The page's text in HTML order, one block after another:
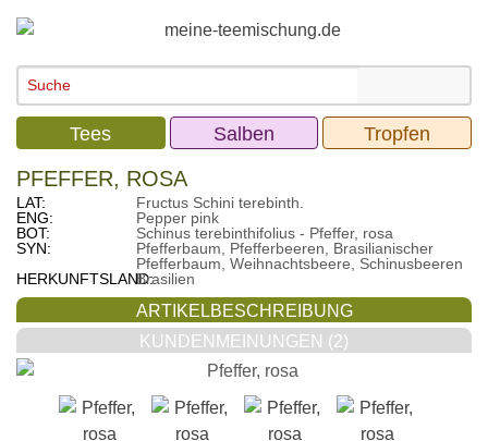
Tees Salben Tropfen
PFEFFER, ROSA
LAT:
Fructus Schini terebinth.
ENG:
Pepper pink
BOT:
Schinus terebinthifolius - Pfeffer, rosa
SYN:
Pfefferbaum, Pfefferbeeren, Brasilianischer
Pfefferbaum, Weihnachtsbeere, Schinusbeeren
HERKUNFTSLAND:Brasilien
ARTIKELBESCHREIBUNG
KUNDENMEINUNGEN (2)